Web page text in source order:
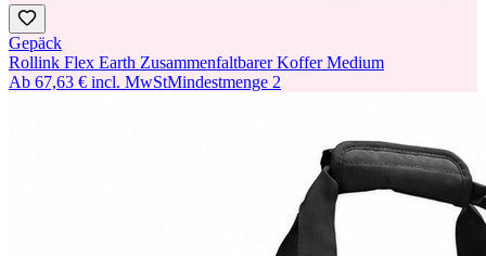
Gepäck
Rollink Flex Earth Zusammenfaltbarer Koffer Medium
Ab 67,63 € incl. MwStMindestmenge 2